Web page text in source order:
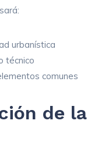
urbanística
técnico
comunes
de la